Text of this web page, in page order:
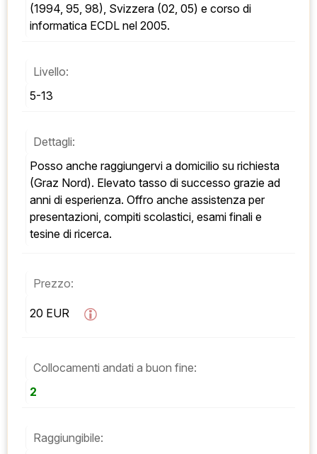
(1994, 95, 98), Svizzera (02, 05) e corso di
informatica ECDL nel 2005.
Livello:
5-13
Dettagli:
Posso anche raggiungervi a domicilio su richiesta
(Graz Nord). Elevato tasso di successo grazie ad
anni di esperienza. Offro anche assistenza per
presentazioni, compiti scolastici, esami finali e
tesine di ricerca.
Prezzo:
20 EUR
Collocamenti andati a buon fine:
2
Raggiungibile: